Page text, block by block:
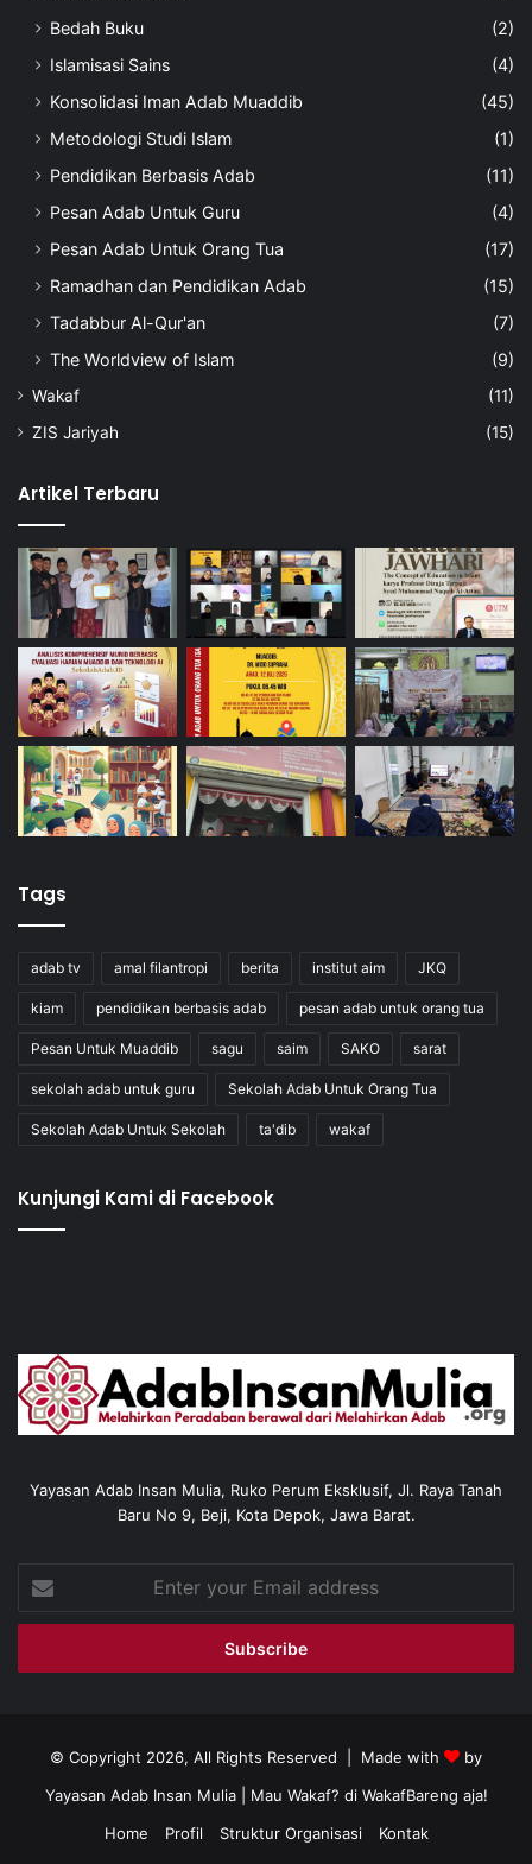
Bedah Buku
(2)
Islamisasi Sains
(4)
Konsolidasi Iman Adab Muaddib
(45)
Metodologi Studi Islam
(1)
Pendidikan Berbasis Adab
(11)
Pesan Adab Untuk Guru
(4)
Pesan Adab Untuk Orang Tua
(17)
Ramadhan dan Pendidikan Adab
(15)
Tadabbur Al-Qur'an
(7)
The Worldview of Islam
(9)
Wakaf
(11)
ZIS Jariyah
(15)
Artikel Terbaru
Tags
adab tv amal filantropi berita institut aim JKQ
kiam pendidikan berbasis adab pesan adab untuk orang tua
Pesan Untuk Muaddib sagu saim SAKO sarat
sekolah adab untuk guru Sekolah Adab Untuk Orang Tua
Sekolah Adab Untuk Sekolah ta'dib wakaf
Kunjungi Kami di Facebook
Yayasan Adab Insan Mulia, Ruko Perum Eksklusif, Jl. Raya Tanah
Baru No 9, Beji, Kota Depok, Jawa Barat.
your
Email
© Copyright 2026, All Rights Reserved | Made with
by
Yayasan Adab Insan Mulia| Mau Wakaf? di WakafBareng aja!
Home
Profil Struktur Organisasi Kontak